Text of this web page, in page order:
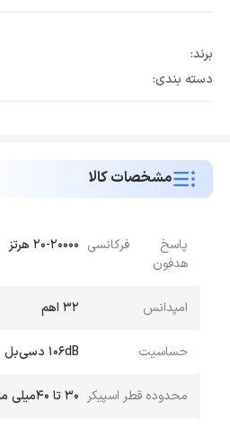
برند:
دسته بندی:
مشخصات کالا
پاسخ فرکانسی
هدفون
20-20000 هرتز
امپدانس 32 اهم
حساسیت 106dB دسی‌بل
محدوده قطر اسپیکر 30 تا 40میلی متر